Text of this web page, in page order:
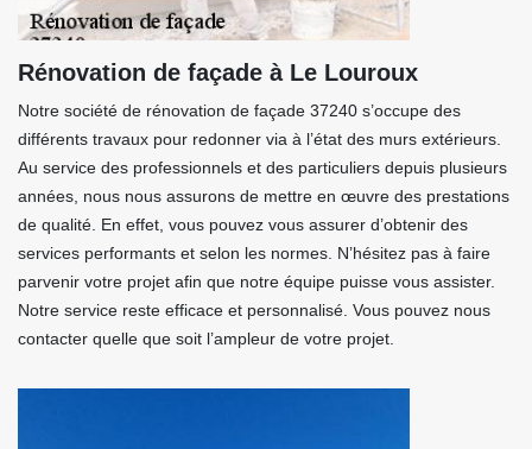
Rénovation de façade à Le Louroux
Notre société de rénovation de façade 37240 s’occupe des
différents travaux pour redonner via à l’état des murs extérieurs.
Au service des professionnels et des particuliers depuis plusieurs
années, nous nous assurons de mettre en œuvre des prestations
de qualité. En effet, vous pouvez vous assurer d’obtenir des
services performants et selon les normes. N’hésitez pas à faire
parvenir votre projet afin que notre équipe puisse vous assister.
Notre service reste efficace et personnalisé. Vous pouvez nous
contacter quelle que soit l’ampleur de votre projet.